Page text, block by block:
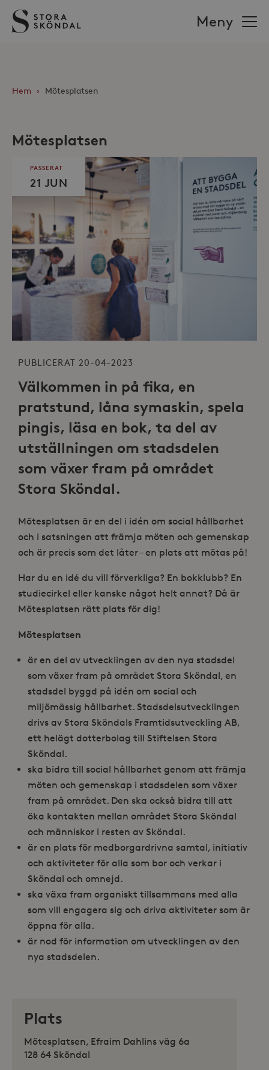
Stora
Sköndal
Meny
Hem › Mötesplatsen
Mötesplatsen
PASSERAT
21 JUN
PUBLICERAT 20-04-2023
Välkommen in på fika, en
pratstund, låna symaskin, spela
pingis, läsa en bok, ta del av
utställningen om stadsdelen
som växer fram på området
Stora Sköndal.
Mötesplatsen är en del i idén om social hållbarhet
och i satsningen att främja möten och gemenskap
och är precis som det låter – en plats att mötas på!
Har du en idé du vill förverkliga? En bokklubb? En
studiecirkel eller kanske något helt annat? Då är
Mötesplatsen rätt plats för dig!
Mötesplatsen
är en del av utvecklingen av den nya stadsdel
som växer fram på området Stora Sköndal, en
stadsdel byggd på idén om social och
miljömässig hållbarhet. Stadsdelsutvecklingen
drivs av Stora Sköndals Framtidsutveckling AB,
ett helägt dotterbolag till Stiftelsen Stora
Sköndal.
ska bidra till social hållbarhet genom att främja
möten och gemenskap i stadsdelen som växer
fram på området. Den ska också bidra till att
öka kontakten mellan området Stora Sköndal
och människor i resten av Sköndal.
är en plats för medborgardrivna samtal, initiativ
och aktiviteter för alla som bor och verkar i
Sköndal och omnejd.
ska växa fram organiskt tillsammans med alla
som vill engagera sig och driva aktiviteter som är
öppna för alla.
är nod för information om utvecklingen av den
nya stadsdelen.
Plats
Mötesplatsen, Efraim Dahlins väg 6a
128 64 Sköndal